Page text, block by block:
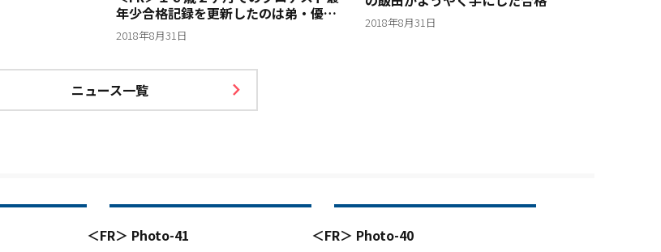
年少合格記録を更新したのは弟・優
騎！
2018年8月31日
2018年8月31日
ニュース一覧
＜FR＞ Photo-41 ＜FR＞ Photo-40